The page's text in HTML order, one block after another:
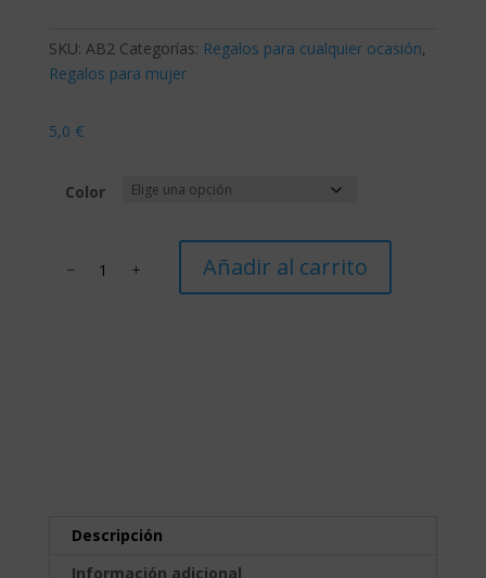
SKU: AB2 Categorías: Regalos para cualquier ocasión,
Regalos para mujer
5,0 €
Color
"Con
Añadir al carrito
Descripción
Información adicional